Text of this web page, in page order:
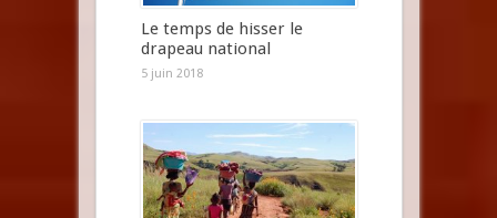
Le temps de hisser le
drapeau national
5 juin 2018